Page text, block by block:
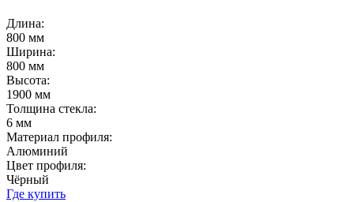
Длина:
800 мм
Ширина:
800 мм
Высота:
1900 мм
Толщина стекла:
6 мм
Материал профиля:
Алюминий
Цвет профиля:
Чёрный
Где купить